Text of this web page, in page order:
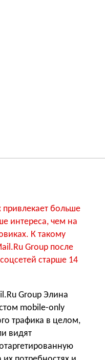
привлекает больше
интереса, чем на
К такому
Group после
старше 14
Group Элина
mobile-only
трафика в целом,
видят